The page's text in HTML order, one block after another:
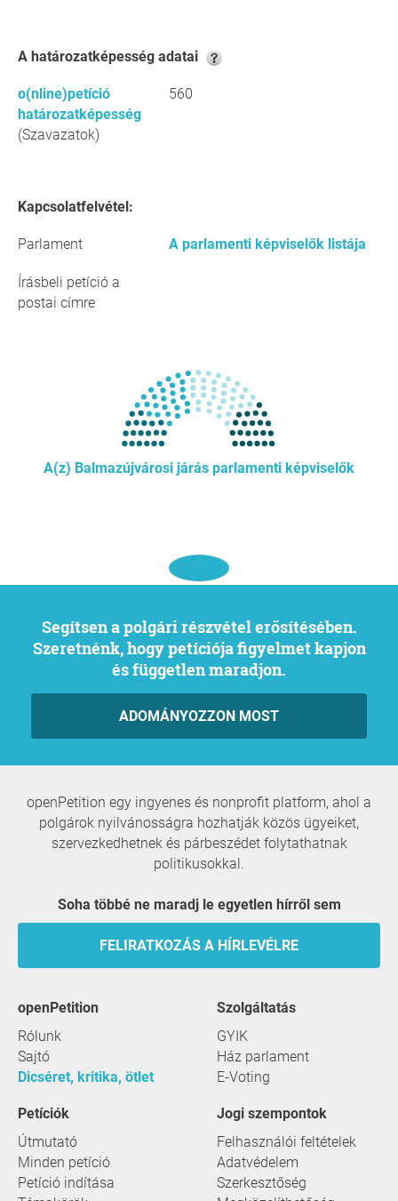
A határozatképesség adatai
o(nline)petíció
határozatképesség
(Szavazatok)
560
Kapcsolatfelvétel:
Parlament A parlamenti képviselők listája
Írásbeli petíció a
postai címre
A(z) Balmazújvárosi járás parlamenti képviselők
Segítsen a polgári részvétel erősítésében.
Szeretnénk, hogy petíciója figyelmet kapjon
és független maradjon.
ADOMÁNYOZZON MOST
openPetition egy ingyenes és nonprofit platform, ahol a
polgárok nyilvánosságra hozhatják közös ügyeiket,
szervezkedhetnek és párbeszédet folytathatnak
politikusokkal.
Soha többé ne maradj le egyetlen hírről sem
FELIRATKOZÁS A HÍRLEVÉLRE
openPetition
Rólunk
Sajtó
Dicséret, kritika, ötlet
szolgáltatás
GYIK
Ház parlament
E-Voting
Petíciók
Útmutató
Minden petíció
Petíció indítása
Jogi szempontok
Felhasználói feltételek
Adatvédelem
Szerkesztőség